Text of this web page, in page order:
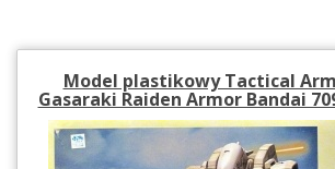
Model plastikowy Tactical
Gasaraki Raiden Armor Bandai